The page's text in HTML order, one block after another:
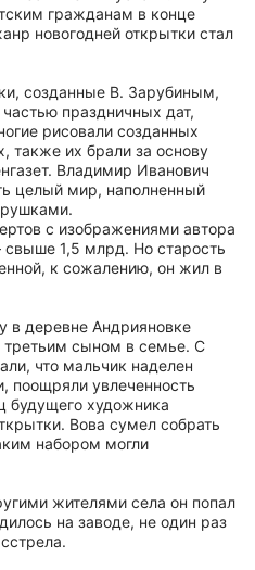
гражданам в конце
новогодней открытки стал
созданные В. Зарубиным,
праздничных дат,
рисовали созданных
также их брали за основу
Владимир Иванович
целый мир, наполненный
с изображениями автора
1,5 млрд. Но старость
к сожалению, он жил в
в деревне Андрияновке
третьим сыном в семье. С
что мальчик наделен
поощряли увлеченность
будущего художника
Вова сумел собрать
набором могли
жителями села он попал
на заводе, не один раз